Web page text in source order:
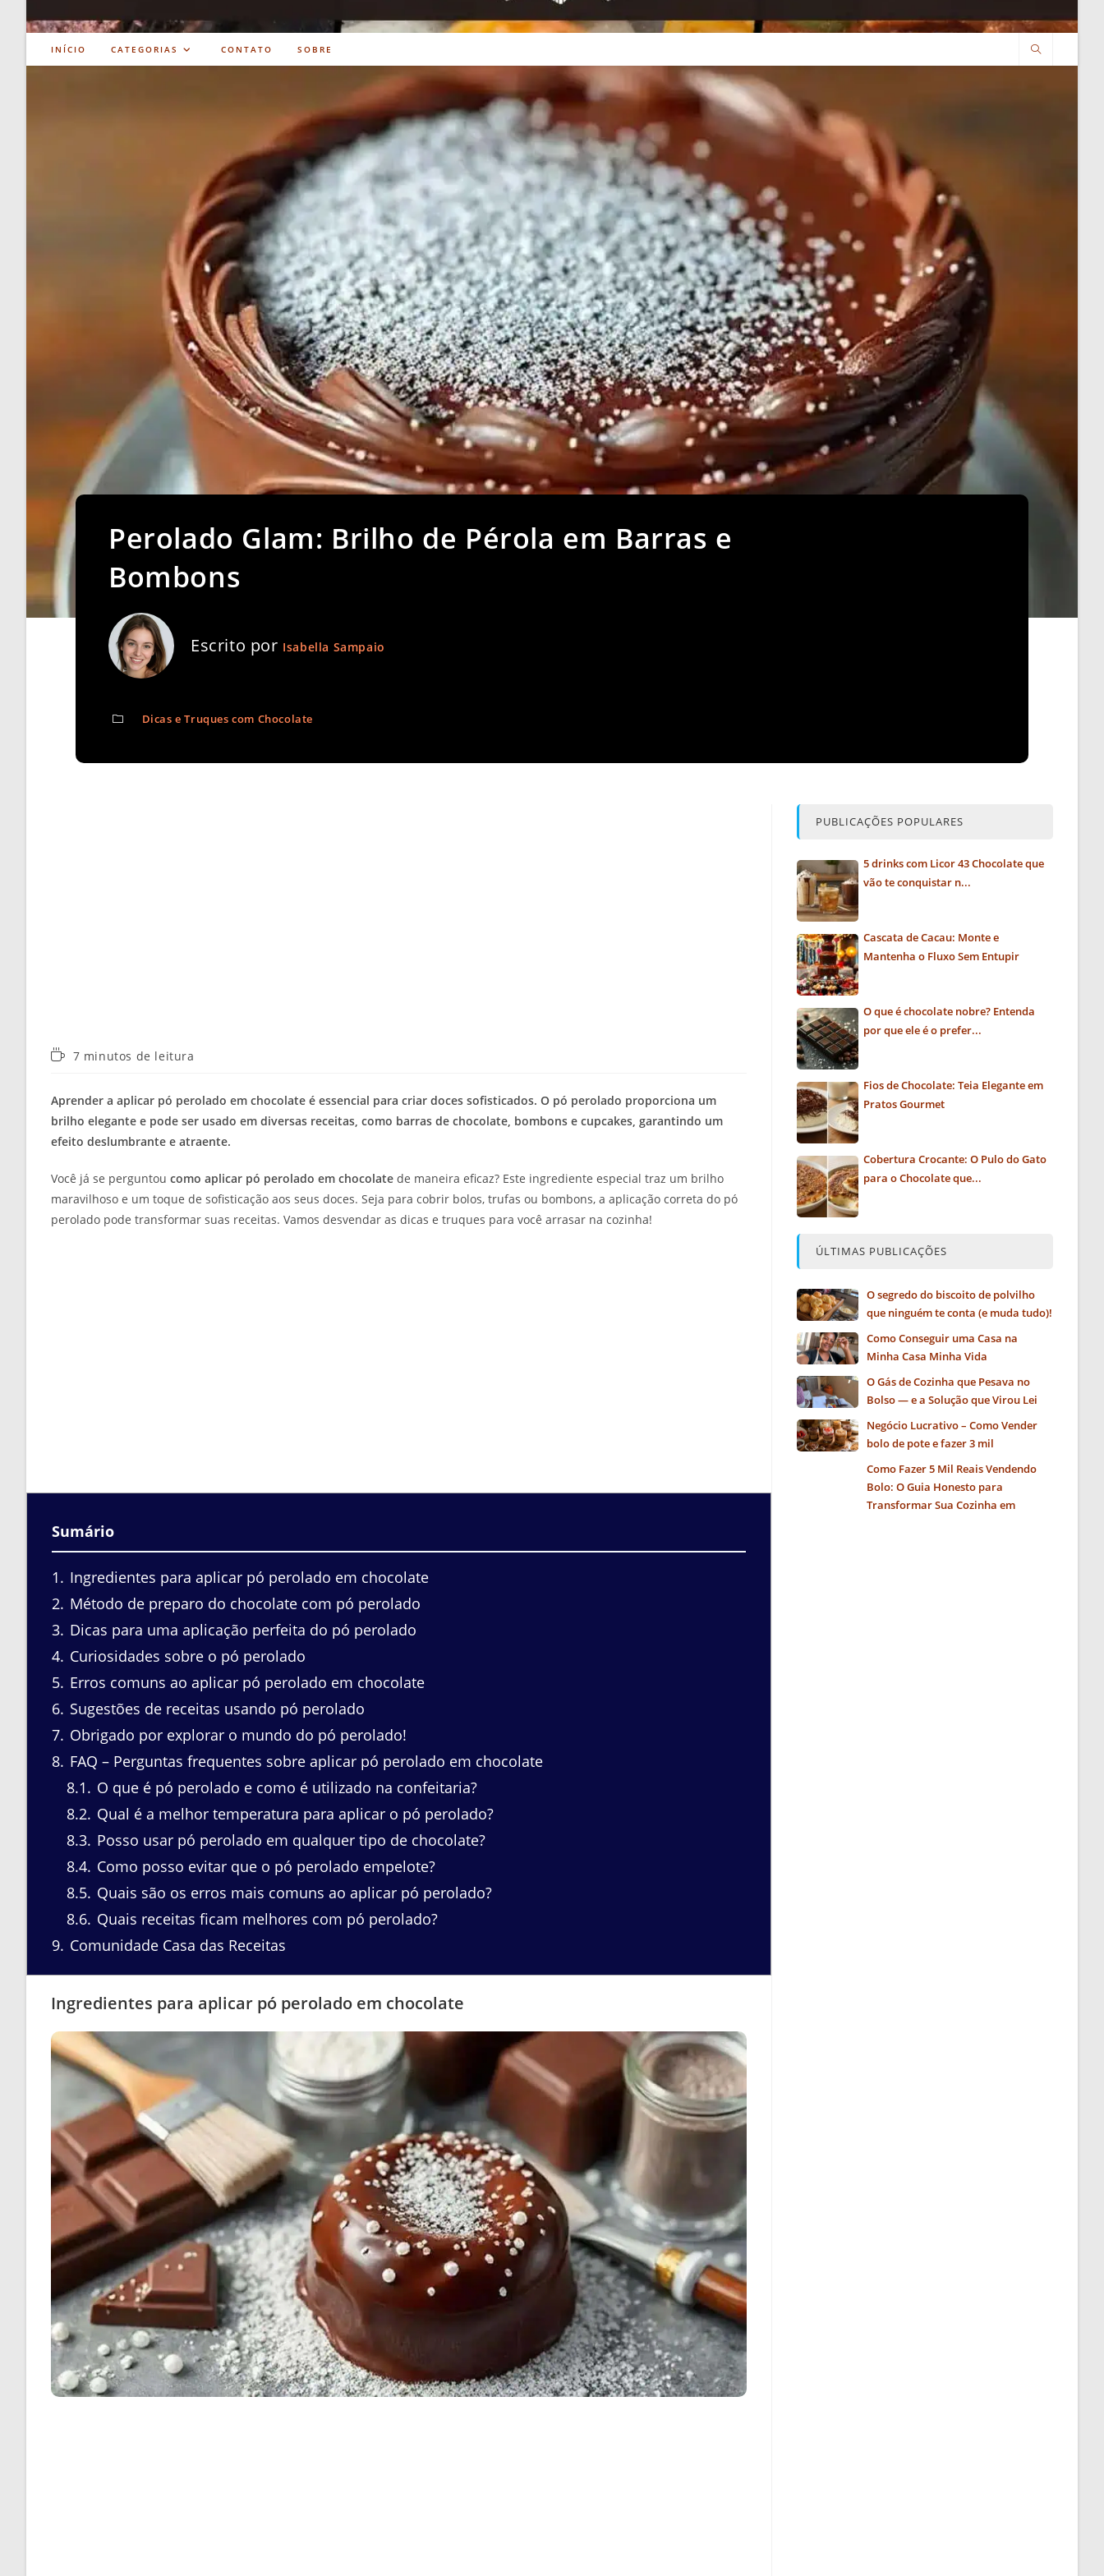
INÍCIO CATEGORIAS CONTATO SOBRE
Perolado Glam: Brilho de Pérola em Barras e
Bombons
Escrito por Isabella Sampaio
Dicas e Truques com Chocolate
Tempo7 minutos de leitura
Aprender a aplicar pó perolado em chocolate é essencial para criar doces sofisticados. O pó perolado proporciona um
brilho elegante e pode ser usado em diversas receitas, como barras de chocolate, bombons e cupcakes, garantindo um
efeito deslumbrante e atraente.
Você já se perguntou como aplicar pó perolado em chocolate de maneira eficaz? Este ingrediente especial traz um brilho
maravilhoso e um toque de sofisticação aos seus doces. Seja para cobrir bolos, trufas ou bombons, a aplicação correta do pó
perolado pode transformar suas receitas. Vamos desvendar as dicas e truques para você arrasar na cozinha!
Sumário
1
Ingredientes para aplicar pó perolado em chocolate
2 Método de preparo do chocolate com pó perolado
3 Dicas para uma aplicação perfeita do pó perolado
4 Curiosidades sobre o pó perolado
5 Erros comuns ao aplicar pó perolado em chocolate
6 Sugestões de receitas usando pó perolado
7 Obrigado por explorar o mundo do pó perolado!
8 FAQ – Perguntas frequentes sobre aplicar pó perolado em chocolate
8.1
O que é pó perolado e como é utilizado na confeitaria?
8.2 Qual é a melhor temperatura para aplicar o pó perolado?
8.3 Posso usar pó perolado em qualquer tipo de chocolate?
8.4 Como posso evitar que o pó perolado empelote?
8.5 Quais são os erros mais comuns ao aplicar pó perolado?
8.6 Quais receitas ficam melhores com pó perolado?
9 Comunidade Casa das Receitas
Ingredientes para aplicar pó perolado em chocolate
PUBLICAÇÕES POPULARES
5 drinks com Licor 43 Chocolate que
vão te conquistar n...
Cascata de Cacau: Monte e
Mantenha o Fluxo Sem Entupir
O que é chocolate nobre? Entenda
por que ele é o prefer...
Fios de Chocolate: Teia Elegante em
Pratos Gourmet
Cobertura Crocante: O Pulo do Gato
para o Chocolate que...
ÚLTIMAS PUBLICAÇÕES
O segredo do biscoito de polvilho
que ninguém te conta (e muda tudo)!
Como Conseguir uma Casa na
Minha Casa Minha Vida
O Gás de Cozinha que Pesava no
Bolso — e a Solução que Virou Lei
Negócio Lucrativo – Como Vender
bolo de pote e fazer 3 mil
Como Fazer 5 Mil Reais Vendendo
Bolo: O Guia Honesto para
Transformar Sua Cozinha em